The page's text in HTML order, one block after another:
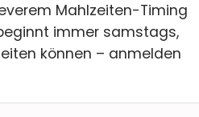
Mahlzeiten-Timing
immer samstags,
können – anmelden